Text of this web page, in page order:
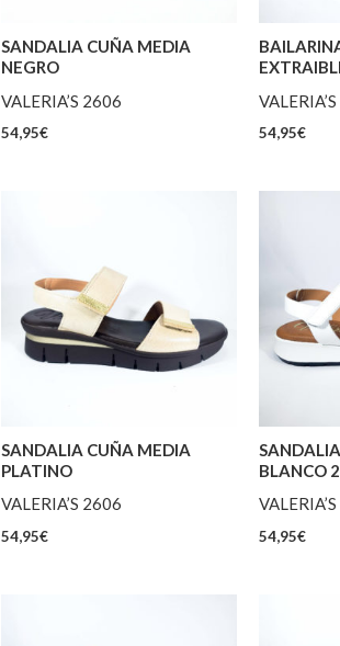
SANDALIA CUÑA MEDIA
NEGRO
VALERIA’S 2606
54,95€ 54,95€
SANDALIA CUÑA MEDIA
PLATINO
VALERIA’S 2606
54,95€
BLANCO
54,95€